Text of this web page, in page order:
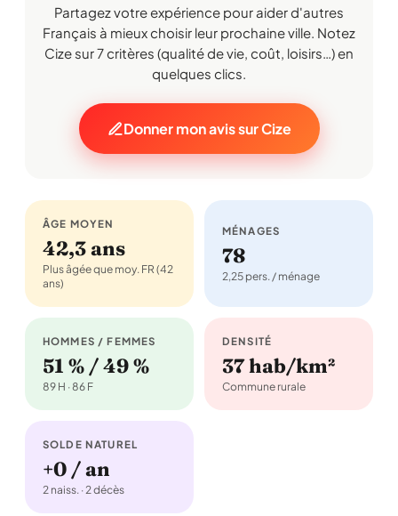
Partagez votre expérience pour aider d'autres
Français à mieux choisir leur prochaine ville. Notez
Cize sur 7 critères (qualité de vie, coût, loisirs…) en
quelques clics.
Donner mon avis sur Cize
ÂGE MOYEN
42,3 ans
Plus âgée que moy. FR (42
ans)
MÉNAGES
78
2,25 pers. / ménage
HOMMES / FEMMES
51 % / 49 %
89 H · 86 F
DENSITÉ
37 hab/km²
Commune rurale
SOLDE NATUREL
+0 / an
2 naiss. · 2 décès